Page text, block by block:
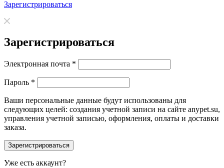
Зарегистрироваться
Зарегистрироваться
Электронная почта *
Пароль *
Ваши персональные данные будут использованы для
следующих целей: создания учетной записи на сайте anypet.su,
управления учетной записью, оформления, оплаты и доставки
заказа.
Уже есть аккаунт?